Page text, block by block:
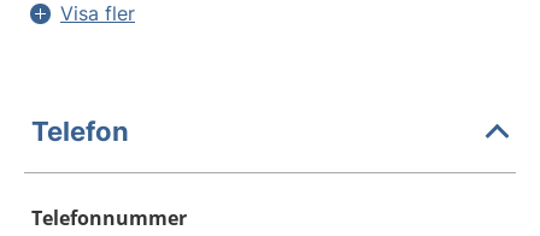
Visa fler
Telefon
Telefonnummer